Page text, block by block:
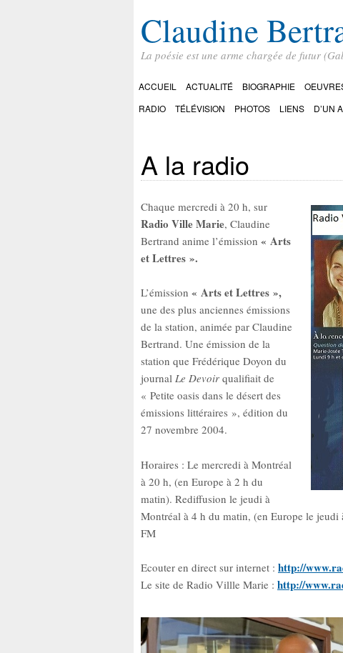
Claudine
La poésie est une arme chargée de futur
ACCUEIL ACTUALITÉ BIOGRAPHIE
RADIO
TÉLÉVISION PHOTOS LIENS D’UN
A la radio
Chaque mercredi à 20 h, sur
Radio Ville Marie, Claudine
Bertrand anime l’émission « Arts
et Lettres ».
L’émission « Arts et Lettres »,
une des plus anciennes émissions
de la station, animée par Claudine
Bertrand. Une émission de la
station que Frédérique Doyon du
journal Le Devoir qualifiait de
« Petite oasis dans le désert des
émissions littéraires », édition du
27 novembre 2004.
Horaires : Le mercredi à Montréal
à 20 h, (en Europe à 2 h du
matin). Rediffusion le jeudi à
Montréal à 4 h du matin, (en Europe le
FM
Ecouter en direct sur internet : http://
Le site de Radio Villle Marie : http://